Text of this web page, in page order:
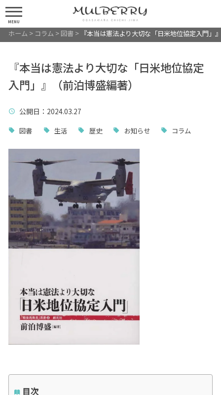
MENU
ホーム > コラム > 図書> 『本当は憲法より大切な「日米地位協定入門」
『本当は憲法より大切な「日米地位協定
入門」』（前泊博盛編著）
公開日 ：2024.03.27
図書 生活 歴史 お知らせ コラム
目次